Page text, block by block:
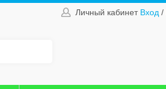
Личный кабинет Вход /